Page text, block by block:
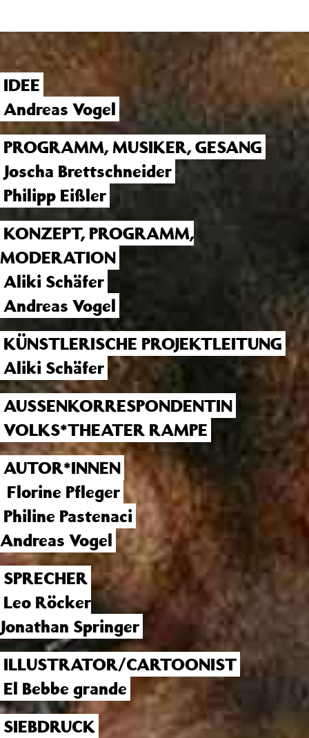
IDEE
Andreas Vogel
PROGRAMM, MUSIKER, GESANG
Joscha Brettschneider
Philipp Eißler
KONZEPT, PROGRAMM,
MODERATION
Aliki Schäfer
Andreas Vogel
KÜNSTLERISCHE PROJEKTLEITUNG
Aliki Schäfer
AUSSENKORRESPONDENTIN
VOLKS*THEATER RAMPE
AUTOR*INNEN
Florine Pfleger
Philine Pastenaci
Andreas Vogel
SPRECHER
Leo Röcker
Jonathan Springer
ILLUSTRATOR/CARTOONIST
El Bebbe grande
SIEBDRUCK